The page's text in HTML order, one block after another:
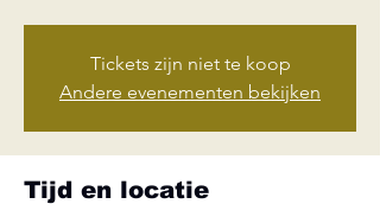
Tickets zijn niet te koop
Andere evenementen bekijken
Tijd en locatie